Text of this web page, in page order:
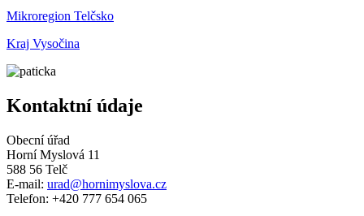
Mikroregion Telčsko
Kraj Vysočina
Kontaktní údaje
Obecní úřad
Horní Myslová 11
588 56 Telč
E-mail: urad@hornimyslova.cz
Telefon: +420 777 654 065